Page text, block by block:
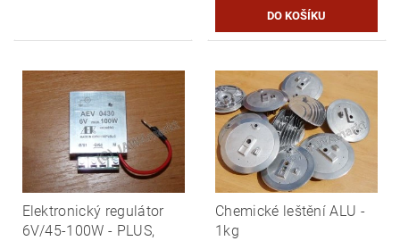
Elektronický regulátor
6V/45-100W - PLUS,
Chemické leštění ALU -
1kg